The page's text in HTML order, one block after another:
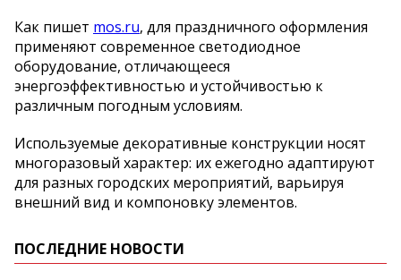
Как пишет mos.ru, для праздничного оформления
применяют современное светодиодное
оборудование, отличающееся
энергоэффективностью и устойчивостью к
различным погодным условиям.
Используемые декоративные конструкции носят
многоразовый характер: их ежегодно адаптируют
для разных городских мероприятий, варьируя
внешний вид и компоновку элементов.
ПОСЛЕДНИЕ НОВОСТИ